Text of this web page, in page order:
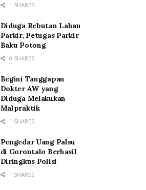
1 SHARES
Diduga Rebutan Lahan
Parkir, Petugas Parkir
Baku Potong
0 SHARES
Begini Tanggapan
Dokter AW yang
Diduga Melakukan
Malpraktik
1 SHARES
Pengedar Uang Palsu
di Gorontalo Berhasil
Diringkus Polisi
1 SHARES